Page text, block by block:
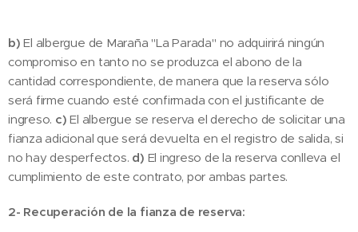
b) El albergue de Maraña "La Parada" no adquirirá ningún
compromiso en tanto no se produzca el abono de la
cantidad correspondiente, de manera que la reserva sólo
será firme cuando esté confirmada con el justificante de
ingreso. c)El albergue se reserva el derecho de solicitar una
fianza adicional que será devuelta en el registro de salida, si
no hay desperfectos. d) El ingreso de la reserva conlleva el
cumplimiento de este contrato, por ambas partes.
2- Recuperación de la fianza de reserva: